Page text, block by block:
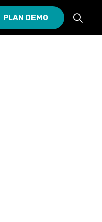
PLAN DEMO